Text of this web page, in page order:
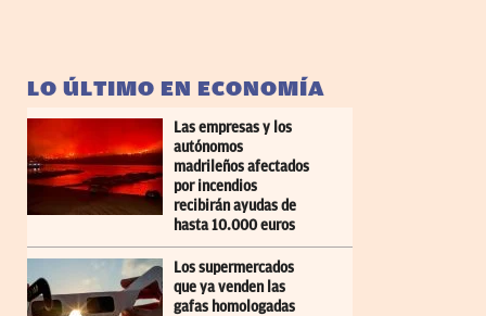
LO ÚLTIMO EN ECONOMÍA
Las empresas y los
autónomos
madrileños afectados
por incendios
recibirán ayudas de
hasta 10.000 euros
Los supermercados
que ya venden las
gafas homologadas